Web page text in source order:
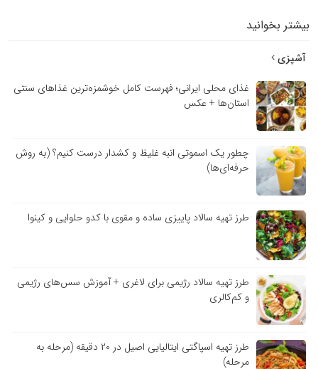
بیشتر بخوانید
آشپزی
غذای محلی ایرانی؛ فهرست کامل خوشمزه‌ترین غذاهای سنتی
استان‌ها + عکس
چطور یک اسموتی انبه غلیظ و کشدار درست کنیم؟ (به روش
حرفه‌ای‌ها)
طرز تهیه سالاد پاییزی ساده و مقوی با کدو حلوایی و کینوا
طرز تهیه سالاد رژیمی برای لاغری + آموزش سس‌های رژیمی
و کم‌کالری
طرز تهیه اسپاگتی ایتالیایی اصیل در ۲۰ دقیقه (مرحله به
مرحله)